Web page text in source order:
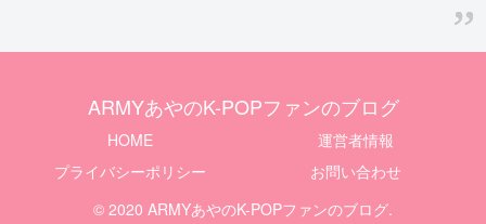
ARMYあやのK-POPファンのブログ
HOME
運営者情報
プライバシーポリシー
お問い合わせ
© 2020 ARMYあやのK-POPファンのブログ.